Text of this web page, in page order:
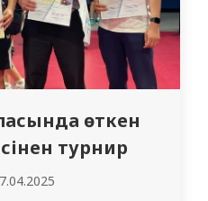
өткен
турнир